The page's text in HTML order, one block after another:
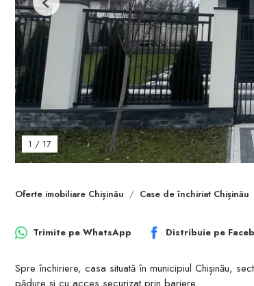
1 / 17
Previous
Oferte imobiliare Chișinău Case de închiriat Chișinău
Trimite pe WhatsApp Distribuie pe
Spre închiriere, casa situată în municipiul Chișinău,